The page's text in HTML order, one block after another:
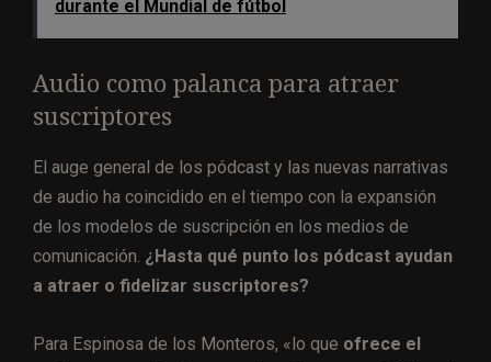
durante el Mundial de fútbol
Audio como palanca para atraer
suscriptores
El auge general de los pódcast y las nuevas narrativas
de audio ha coincidido en el tiempo con la expansión
de los modelos de suscripción en los medios de
comunicación. ¿Hasta qué punto los pódcast ayudan
a atraer o fidelizar suscriptores?
Para Espinosa de los Monteros, «lo que ofrece el